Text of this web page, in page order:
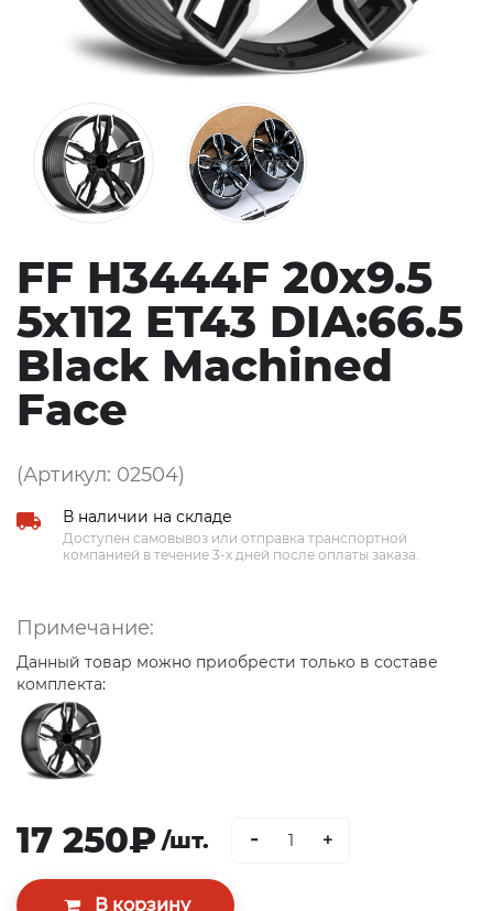
FF H3444F 20x9.5
5x112 ET43 DIA:66.5
Black Machined
Face
(Артикул: 02504)
В наличии на складе
Доступен самовывоз или отправка транспортной
компанией в течение 3-х дней после оплаты заказа.
Примечание:
Данный товар можно приобрести только в составе
комплекта:
17 250₽ /шт. - +